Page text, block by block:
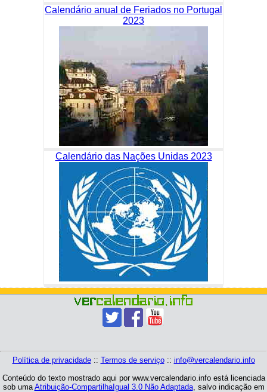
Calendário anual de Feriados no Portugal
2023
Calendário das Nações Unidas 2023
Política de privacidade:: Termos de serviço:: info@vercalendario.info
Conteúdo do texto mostrado aqui por www.vercalendario.info está licenciada
sob umaAtribuição-CompartilhaIgual 3.0 Não Adaptada, salvo indicação em